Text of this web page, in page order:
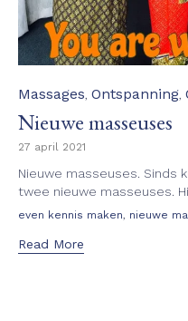
Category
Massages, Ontspanning,
Nieuwe masseuses
27 april 2021
Nieuwe masseuses. Sinds
twee nieuwe masseuses.
Tags
even kennis maken nieuwe
Read More